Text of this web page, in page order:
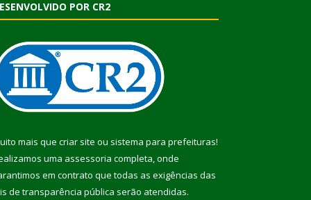
POR CR2
mais que criar site ou sistema para prefeituras!
uma assessoria completa, onde
em contrato que todas as exigências das
de transparência pública serão atendidas.